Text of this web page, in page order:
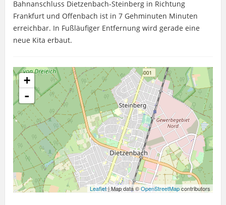
Bahnanschluss Dietzenbach-Steinberg in Richtung
Frankfurt und Offenbach ist in 7 Gehminuten Minuten
erreichbar. In Fußläufiger Entfernung wird gerade eine
neue Kita erbaut.
+
-
Leaflet| Map data ©OpenStreetMapcontributors